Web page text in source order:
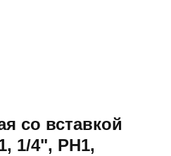
со вставкой
1/4", PH1,